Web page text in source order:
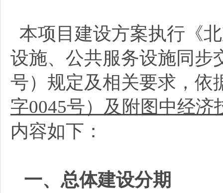
本项目建设方案执行《
设施、公共服务设施同步
号）规定及相关要求，依
字0045号）及附图中经
内容如下：
一、总体建设分期